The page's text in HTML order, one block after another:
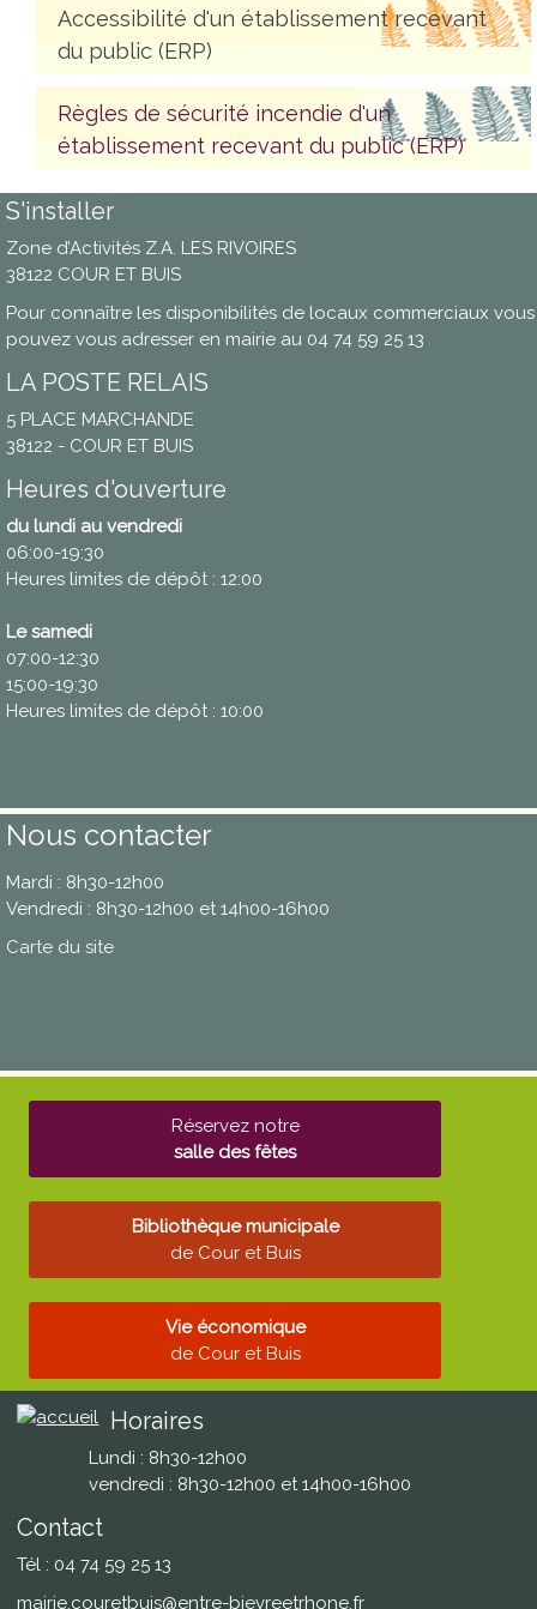
Accessibilité d'un établissement recevant
du public (ERP)
Règles de sécurité incendie d'un
établissement recevant du public (ERP)
S'installer
Zone d’Activités Z.A. LES RIVOIRES
38122 COUR ET BUIS
Pour connaître les disponibilités de locaux commerciaux vous
pouvez vous adresser en mairie au 04 74 59 25 13
LA POSTE RELAIS
5 PLACE MARCHANDE
38122 - COUR ET BUIS
Heures d'ouverture
du lundi au vendredi
06:00-19:30
Heures limites de dépôt : 12:00
Le samedi
07:00-12:30
15:00-19:30
Heures limites de dépôt : 10:00
Nous contacter
Mardi : 8h30-12h00
Vendredi : 8h30-12h00 et 14h00-16h00
Carte du site
Réservez notre
salle des fêtes
Bibliothèque municipale
de Cour et Buis
Vie économique
de Cour et Buis
Horaires
Lundi : 8h30-12h00
vendredi : 8h30-12h00 et 14h00-16h00
Contact
Tél : 04 74 59 25 13
mairie.couretbuis@entre-bievreetrhone.fr